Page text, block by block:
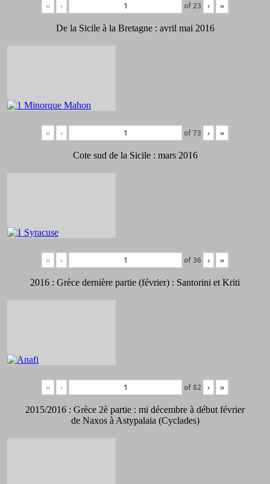
« ‹ of23 › »
De la Sicile à la Bretagne : avril mai 2016
« ‹ of73 › »
Cote sud de la Sicile : mars 2016
« ‹ of36 › »
2016 : Grèce dernière partie (février) : Santorini et Kriti
« ‹ of82 › »
2015/2016 : Grèce 2è partie : mi décembre à début février
de Naxos à Astypalaia (Cyclades)